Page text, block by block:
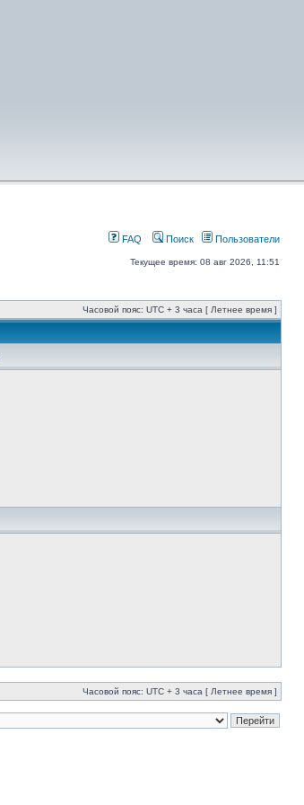
FAQ Поиск Пользователи
Текущее время: 08 авг 2026, 11:51
Часовой пояс: UTC + 3 часа [ Летнее время ]
Часовой пояс: UTC + 3 часа [ Летнее время ]